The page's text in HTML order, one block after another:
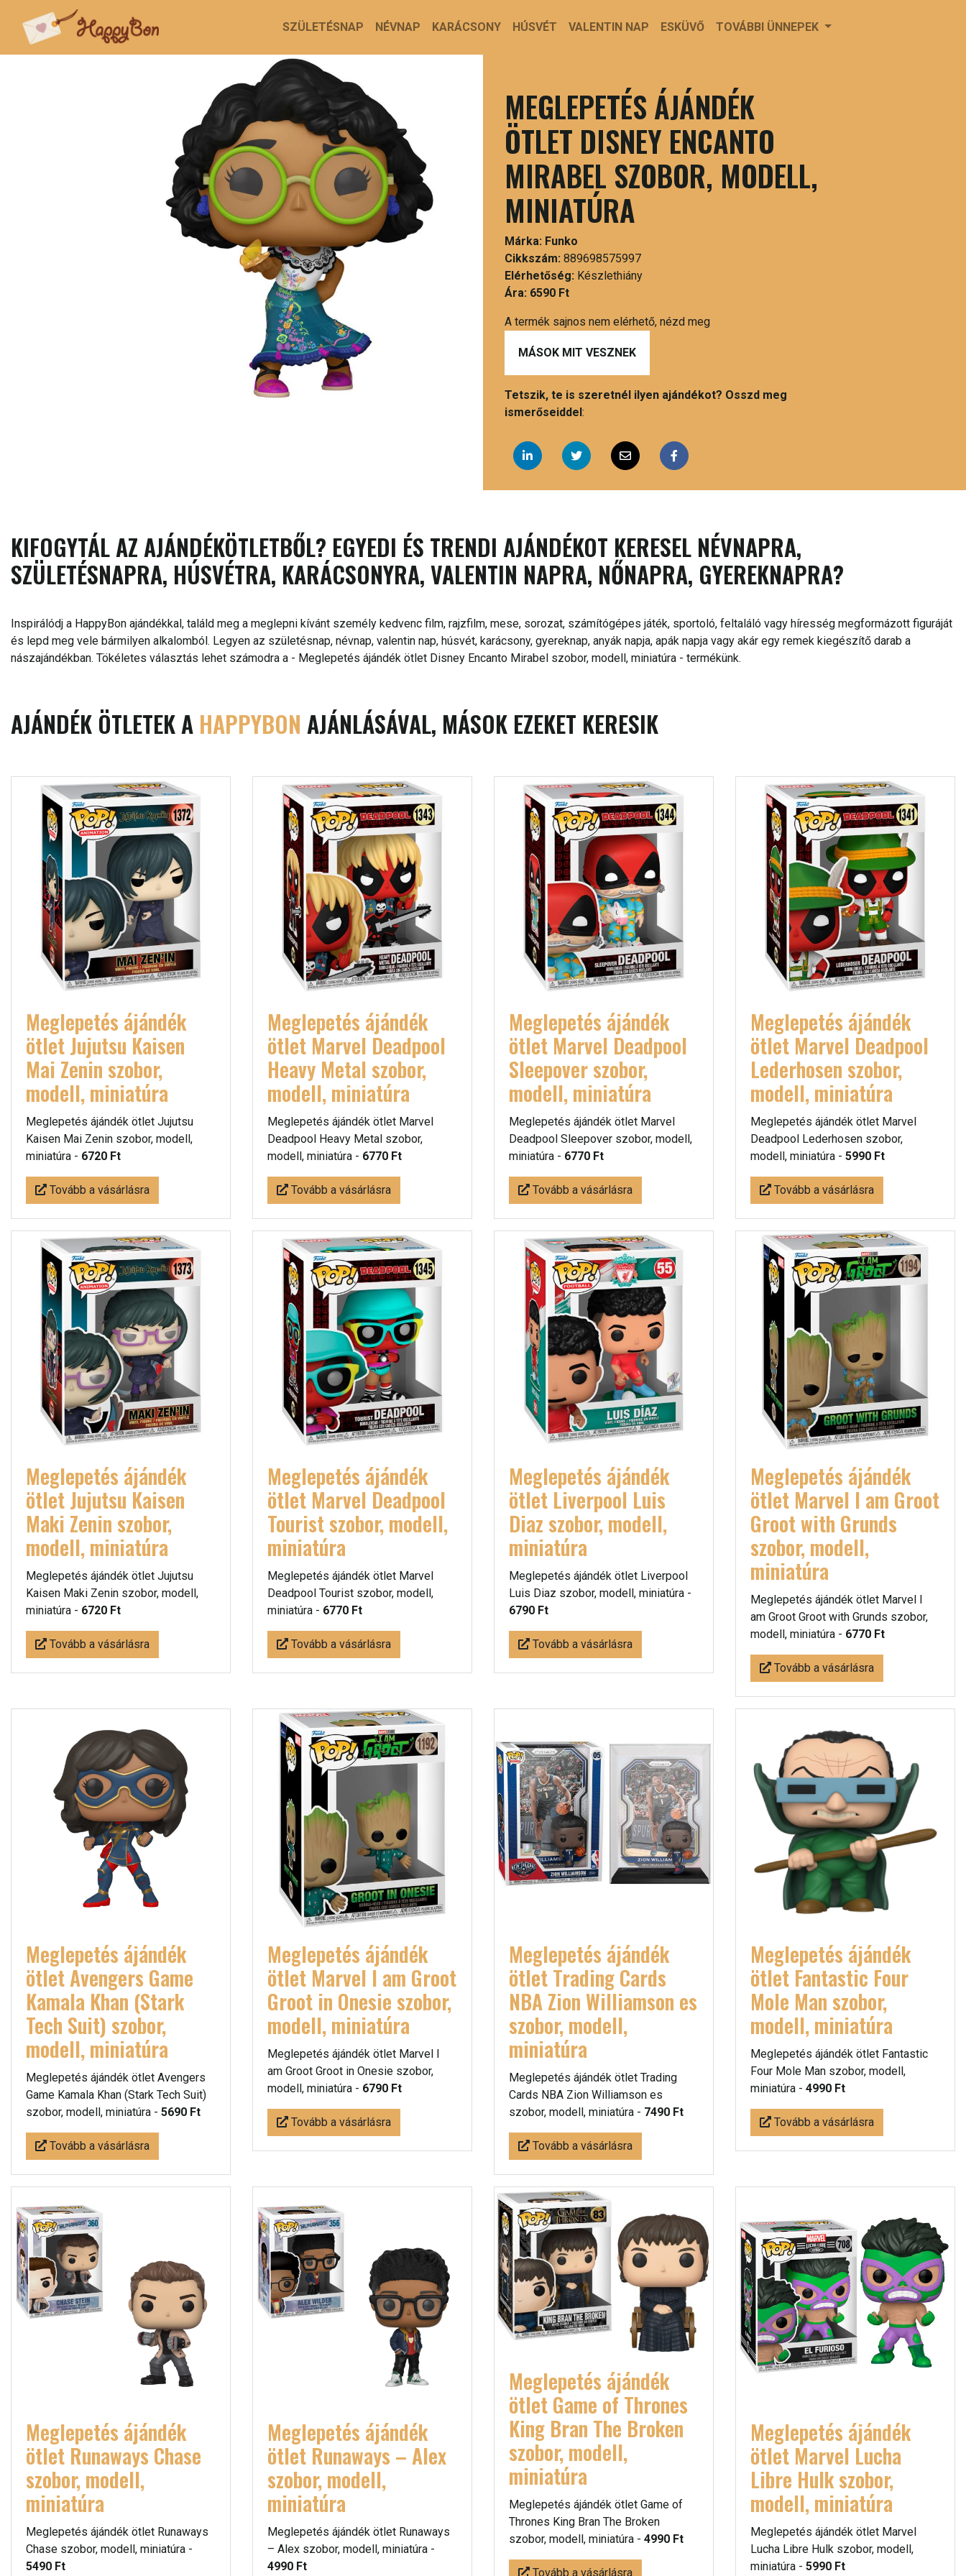
SZÜLETÉSNAP NÉVNAP KARÁCSONY HÚSVÉT VALENTIN NAP ESKÜVŐ TOVÁBBI ÜNNEPEK
MEGLEPETÉS ÁJÁNDÉK
ÖTLET DISNEY ENCANTO
MIRABEL SZOBOR, MODELL,
MINIATÚRA
Márka: Funko
Cikkszám: 889698575997
Elérhetőség: Készlethiány
Ára: 6590 Ft
A termék sajnos nem elérhető, nézd meg
MÁSOK MIT VESZNEK
Tetszik, te is szeretnél ilyen ajándékot? Osszd meg
ismerőseiddel:
KIFOGYTÁL AZ AJÁNDÉKÖTLETBŐL? EGYEDI ÉS TRENDI AJÁNDÉKOT KERESEL NÉVNAPRA,
SZÜLETÉSNAPRA, HÚSVÉTRA, KARÁCSONYRA, VALENTIN NAPRA, NŐNAPRA, GYEREKNAPRA?
Inspirálódj a HappyBon ajándékkal, találd meg a meglepni kívánt személy kedvenc film, rajzfilm, mese, sorozat, számítógépes játék, sportoló, feltaláló vagy híresség megformázott figuráját
és lepd meg vele bármilyen alkalomból. Legyen az születésnap, névnap, valentin nap, húsvét, karácsony, gyereknap, anyák napja, apák napja vagy akár egy remek kiegészítő darab a
nászajándékban. Tökéletes választás lehet számodra a - Meglepetés ájándék ötlet Disney Encanto Mirabel szobor, modell, miniatúra - termékünk.
AJÁNDÉK ÖTLETEK A HAPPYBON AJÁNLÁSÁVAL, MÁSOK EZEKET KERESIK
Meglepetés ájándék
ötlet Jujutsu Kaisen
Mai Zenin szobor,
modell, miniatúra
Meglepetés ájándék ötlet Jujutsu
Kaisen Mai Zenin szobor, modell,
miniatúra - 6720 Ft
Tovább a vásárlásra
Meglepetés ájándék
ötlet Marvel Deadpool
Heavy Metal szobor,
modell, miniatúra
Meglepetés ájándék ötlet Marvel
Deadpool Heavy Metal szobor,
modell, miniatúra - 6770 Ft
Tovább a vásárlásra
Meglepetés ájándék
ötlet Marvel Deadpool
Sleepover szobor,
modell, miniatúra
Meglepetés ájándék ötlet Marvel
Deadpool Sleepover szobor, modell,
miniatúra - 6770 Ft
Tovább a vásárlásra
Meglepetés ájándék
ötlet Marvel Deadpool
Lederhosen szobor,
modell, miniatúra
Meglepetés ájándék ötlet Marvel
Deadpool Lederhosen szobor,
modell, miniatúra - 5990 Ft
Tovább a vásárlásra
Meglepetés ájándék
ötlet Jujutsu Kaisen
Maki Zenin szobor,
modell, miniatúra
Meglepetés ájándék ötlet Jujutsu
Kaisen Maki Zenin szobor, modell,
miniatúra - 6720 Ft
Tovább a vásárlásra
Meglepetés ájándék
ötlet Marvel Deadpool
Tourist szobor, modell,
miniatúra
Meglepetés ájándék ötlet Marvel
Deadpool Tourist szobor, modell,
miniatúra - 6770 Ft
Tovább a vásárlásra
Meglepetés ájándék
ötlet Liverpool Luis
Diaz szobor, modell,
miniatúra
Meglepetés ájándék ötlet Liverpool
Luis Diaz szobor, modell, miniatúra -
6790 Ft
Tovább a vásárlásra
Meglepetés ájándék
ötlet Marvel I am Groot
Groot with Grunds
szobor, modell,
miniatúra
Meglepetés ájándék ötlet Marvel I
am Groot Groot with Grunds szobor,
modell, miniatúra - 6770 Ft
Tovább a vásárlásra
Meglepetés ájándék
ötlet Avengers Game
Kamala Khan (Stark
Tech Suit) szobor,
modell, miniatúra
Meglepetés ájándék ötlet Avengers
Game Kamala Khan (Stark Tech Suit)
szobor, modell, miniatúra - 5690 Ft
Tovább a vásárlásra
Meglepetés ájándék
ötlet Marvel I am Groot
Groot in Onesie szobor,
modell, miniatúra
Meglepetés ájándék ötlet Marvel I
am Groot Groot in Onesie szobor,
modell, miniatúra - 6790 Ft
Tovább a vásárlásra
Meglepetés ájándék
ötlet Trading Cards
NBA Zion Williamson es
szobor, modell,
miniatúra
Meglepetés ájándék ötlet Trading
Cards NBA Zion Williamson es
szobor, modell, miniatúra - 7490 Ft
Tovább a vásárlásra
Meglepetés ájándék
ötlet Fantastic Four
Mole Man szobor,
modell, miniatúra
Meglepetés ájándék ötlet Fantastic
Four Mole Man szobor, modell,
miniatúra - 4990 Ft
Tovább a vásárlásra
Meglepetés ájándék
ötlet Runaways Chase
szobor, modell,
miniatúra
Meglepetés ájándék ötlet Runaways
Chase szobor, modell, miniatúra -
5490 Ft
Meglepetés ájándék
ötlet Runaways – Alex
szobor, modell,
miniatúra
Meglepetés ájándék ötlet Runaways
– Alex szobor, modell, miniatúra -
4990 Ft
Meglepetés ájándék
ötlet Game of Thrones
King Bran The Broken
szobor, modell,
miniatúra
Meglepetés ájándék ötlet Game of
Thrones King Bran The Broken
szobor, modell, miniatúra - 4990 Ft
Tovább a vásárlásra
Meglepetés ájándék
ötlet Marvel Lucha
Libre Hulk szobor,
modell, miniatúra
Meglepetés ájándék ötlet Marvel
Lucha Libre Hulk szobor, modell,
miniatúra - 5990 Ft